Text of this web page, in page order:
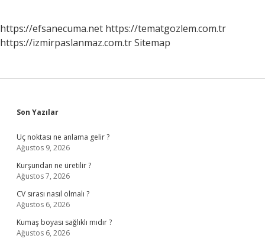
https://efsanecuma.net https://tematgozlem.com.tr
https://izmirpaslanmaz.com.trSitemap
Sidebar
Son Yazılar
Uç noktası ne anlama gelir ?
Ağustos 9, 2026
Kurşundan ne üretilir ?
Ağustos 7, 2026
CV sırası nasıl olmalı ?
Ağustos 6, 2026
Kumaş boyası sağlıklı mıdır ?
Ağustos 6, 2026